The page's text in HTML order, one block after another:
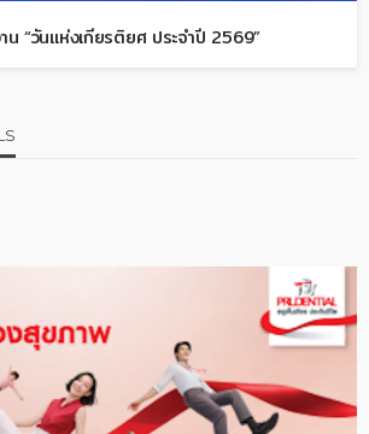
“วันแห่งเกียรติยศ ประจำปี 2569”